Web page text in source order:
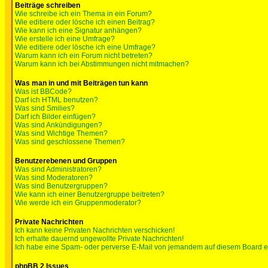
Beiträge schreiben
Wie schreibe ich ein Thema in ein Forum?
Wie editiere oder lösche ich einen Beitrag?
Wie kann ich eine Signatur anhängen?
Wie erstelle ich eine Umfrage?
Wie editiere oder lösche ich eine Umfrage?
Warum kann ich ein Forum nicht betreten?
Warum kann ich bei Abstimmungen nicht mitmachen?
Was man in und mit Beiträgen tun kann
Was ist BBCode?
Darf ich HTML benutzen?
Was sind Smilies?
Darf ich Bilder einfügen?
Was sind Ankündigungen?
Was sind Wichtige Themen?
Was sind geschlossene Themen?
Benutzerebenen und Gruppen
Was sind Administratoren?
Was sind Moderatoren?
Was sind Benutzergruppen?
Wie kann ich einer Benutzergruppe beitreten?
Wie werde ich ein Gruppenmoderator?
Private Nachrichten
Ich kann keine Privaten Nachrichten verschicken!
Ich erhalte dauernd ungewollte Private Nachrichten!
Ich habe eine Spam- oder perverse E-Mail von jemandem auf diesem Board
phpBB 2 Issues